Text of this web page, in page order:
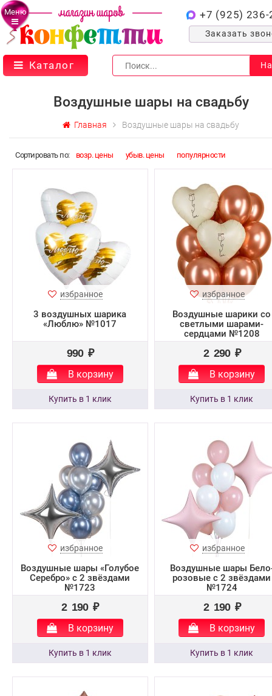
Меню +7 (925) 236-
Заказать
Каталог
Воздушные шары на свадьбу
Главная Воздушные шары на свадьбу
Cортировать по: возр. цены убыв. цены популярности
избранное
3 воздушных шарика
«Люблю» №1017
990 ₽
В корзину
избранное
Воздушные шарики со
светлыми шарами-
сердцами №1208
2 290 ₽
В корзину
избранное
Воздушные шары «Голубое
Серебро» с 2 звёздами
№1723
2 190 ₽
В корзину
избранное
Воздушные шары
розовые с 2 звёздами
№1724
2 190 ₽
В корзину